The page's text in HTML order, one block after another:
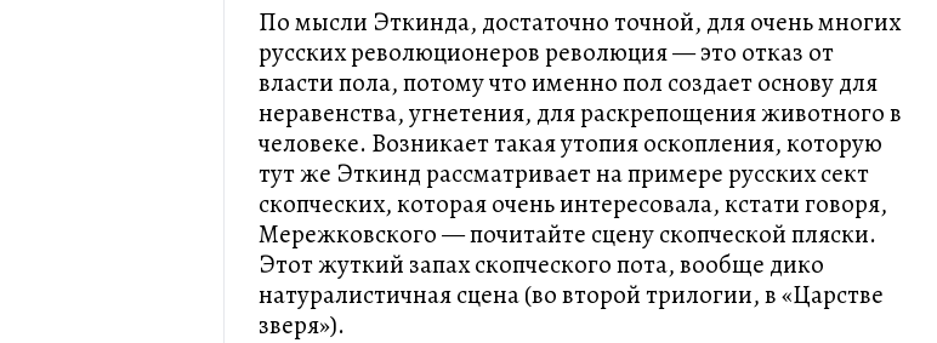
По мысли Эткинда, достаточно точной, для очень многих
русских революционеров революция — это отказ от
власти пола, потому что именно пол создает основу для
неравенства, угнетения, для раскрепощения животного в
человеке. Возникает такая утопия оскопления, которую
тут же Эткинд рассматривает на примере русских сект
скопческих, которая очень интересовала, кстати говоря,
Мережковского — почитайте сцену скопческой пляски.
Этот жуткий запах скопческого пота, вообще дико
натуралистичная сцена (во второй трилогии, в «Царстве
зверя»).